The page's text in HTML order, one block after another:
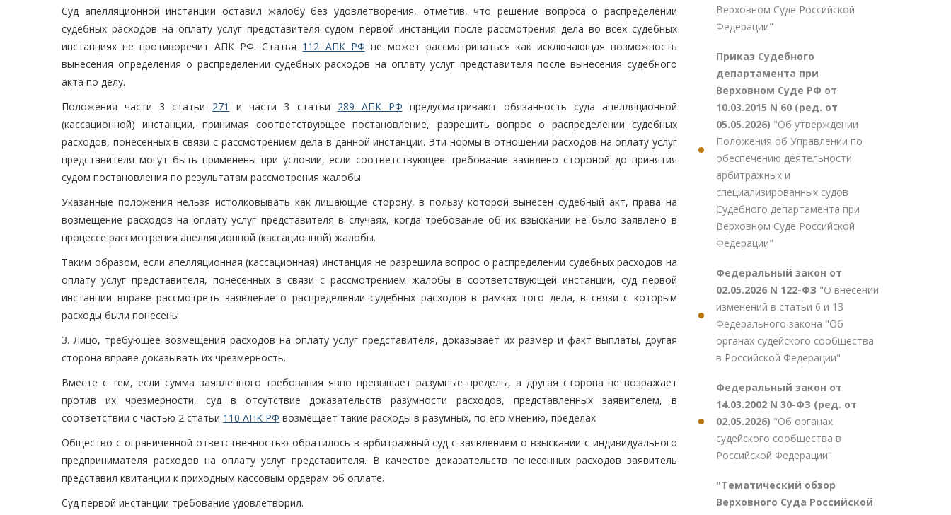
Суд апелляционной инстанции оставил жалобу без удовлетворения, отметив, что решение вопроса о распределении
судебных расходов на оплату услуг представителя судом первой инстанции после рассмотрения дела во всех судебных
инстанциях не противоречит АПК РФ. Статья 112 АПК РФ не может рассматриваться как исключающая возможность
вынесения определения о распределении судебных расходов на оплату услуг представителя после вынесения судебного
акта по делу.
Положения части 3 статьи 271 и части 3 статьи 289 АПК РФ предусматривают обязанность суда апелляционной
(кассационной) инстанции, принимая соответствующее постановление, разрешить вопрос о распределении судебных
расходов, понесенных в связи с рассмотрением дела в данной инстанции. Эти нормы в отношении расходов на оплату услуг
представителя могут быть применены при условии, если соответствующее требование заявлено стороной до принятия
судом постановления по результатам рассмотрения жалобы.
Указанные положения нельзя истолковывать как лишающие сторону, в пользу которой вынесен судебный акт, права на
возмещение расходов на оплату услуг представителя в случаях, когда требование об их взыскании не было заявлено в
процессе рассмотрения апелляционной (кассационной) жалобы.
Таким образом, если апелляционная (кассационная) инстанция не разрешила вопрос о распределении судебных расходов на
оплату услуг представителя, понесенных в связи с рассмотрением жалобы в соответствующей инстанции, суд первой
инстанции вправе рассмотреть заявление о распределении судебных расходов в рамках того дела, в связи с которым
расходы были понесены.
3. Лицо, требующее возмещения расходов на оплату услуг представителя, доказывает их размер и факт выплаты, другая
сторона вправе доказывать их чрезмерность.
Вместе с тем, если сумма заявленного требования явно превышает разумные пределы, а другая сторона не возражает
против их чрезмерности, суд в отсутствие доказательств разумности расходов, представленных заявителем, в
соответствии с частью 2 статьи 110 АПК РФ возмещает такие расходы в разумных, по его мнению, пределах
Общество с ограниченной ответственностью обратилось в арбитражный суд с заявлением о взыскании с индивидуального
предпринимателя расходов на оплату услуг представителя. В качестве доказательств понесенных расходов заявитель
представил квитанции к приходным кассовым ордерам об оплате.
Суд первой инстанции требование удовлетворил.
Верховном Суде Российской
Федерации"
Приказ Судебного
департамента при
Верховном Суде РФ от
10.03.2015 N 60 (ред. от
05.05.2026) "Об утверждении
Положения об Управлении по
обеспечению деятельности
арбитражных и
специализированных судов
Судебного департамента при
Верховном Суде Российской
Федерации"
Федеральный закон от
02.05.2026 N 122-ФЗ "О внесении
изменений в статьи 6 и 13
Федерального закона "Об
органах судейского сообщества
в Российской Федерации"
Федеральный закон от
14.03.2002 N 30-ФЗ (ред. от
02.05.2026) "Об органах
судейского сообщества в
Российской Федерации"
"Тематический обзор
Верховного Суда Российской